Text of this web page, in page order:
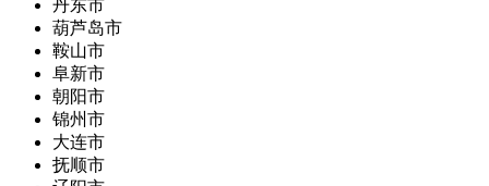
丹东市
葫芦岛市
鞍山市
阜新市
朝阳市
锦州市
大连市
抚顺市